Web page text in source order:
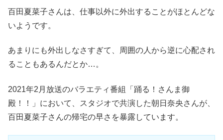
百田夏菜子さんは、仕事以外に外出することがほとんどな
いようです。
あまりにも外出しなさすぎて、周囲の人から逆に心配され
ることもあるんだとか…。
2021年2月放送のバラエティ番組「踊る！さんま御
殿！！」において、スタジオで共演した朝日奈央さんが、
百田夏菜子さんの帰宅の早さを暴露しています。